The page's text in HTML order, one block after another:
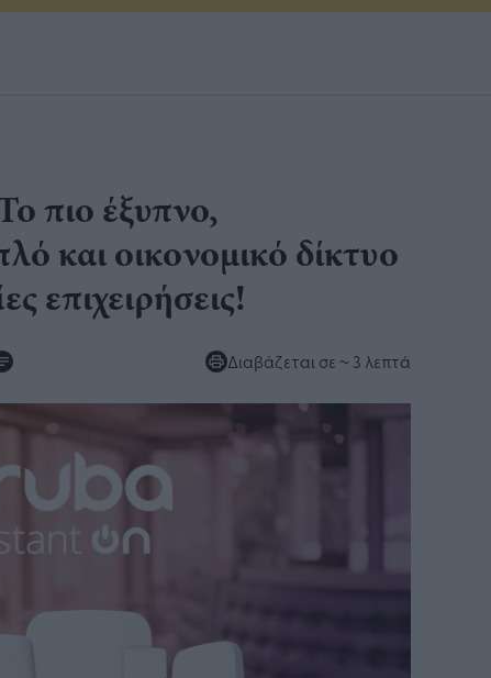
πιο έξυπνο,
και οικονομικό δίκτυο
επιχειρήσεις!
Διαβάζεται σε ~ 3 λεπτά